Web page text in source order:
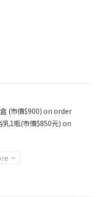
(市價$900) on order
乳1瓶(市價$850元) on